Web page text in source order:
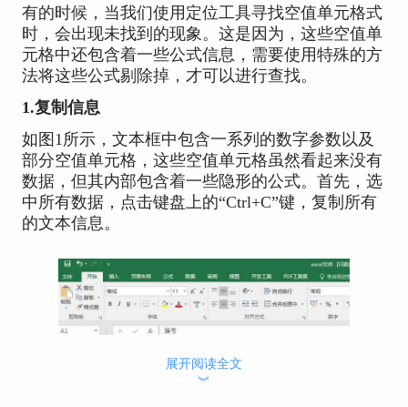
有的时候，当我们使用定位工具寻找空值单元格式
时，会出现未找到的现象。这是因为，这些空值单
元格中还包含着一些公式信息，需要使用特殊的方
法将这些公式剔除掉，才可以进行查找。
1.复制信息
如图1所示，文本框中包含一系列的数字参数以及
部分空值单元格，这些空值单元格虽然看起来没有
数据，但其内部包含着一些隐形的公式。首先，选
中所有数据，点击键盘上的“Ctrl+C”键，复制所有
的文本信息。
展开阅读全文
︾